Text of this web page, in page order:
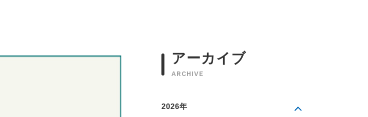
アーカイブ
ARCHIVE
2026年